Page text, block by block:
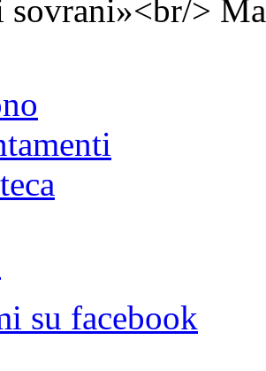
sovrani»<br/>
su facebook